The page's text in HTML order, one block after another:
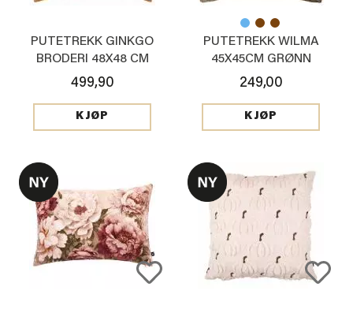
PUTETREKK GINKGO
BRODERI 48X48 CM
499,90
KJØP
PUTETREKK WILMA
45X45CM GRØNN
249,00
KJØP